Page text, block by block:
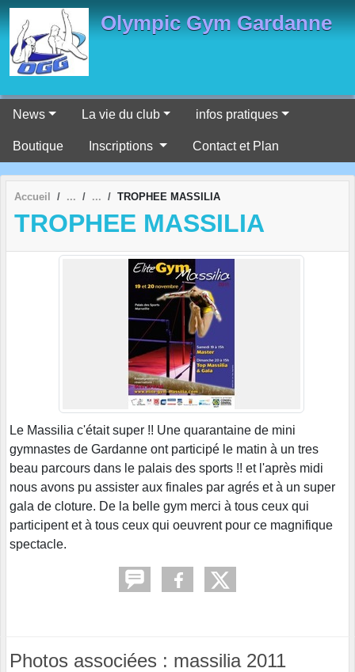
Olympic Gym Gardanne
News La vie du club infos pratiques
Boutique Inscriptions Contact et Plan
Accueil TROPHEE MASSILIA
TROPHEE MASSILIA
Le Massilia c'était super !! Une quarantaine de mini
gymnastes de Gardanne ont participé le matin à un tres
beau parcours dans le palais des sports !! et l'après midi
nous avons pu assister aux finales par agrés et à un super
gala de cloture. De la belle gym merci à tous ceux qui
participent et à tous ceux qui oeuvrent pour ce magnifique
spectacle.
Photos associées : massilia 2011
Panneau de gestion des cookies